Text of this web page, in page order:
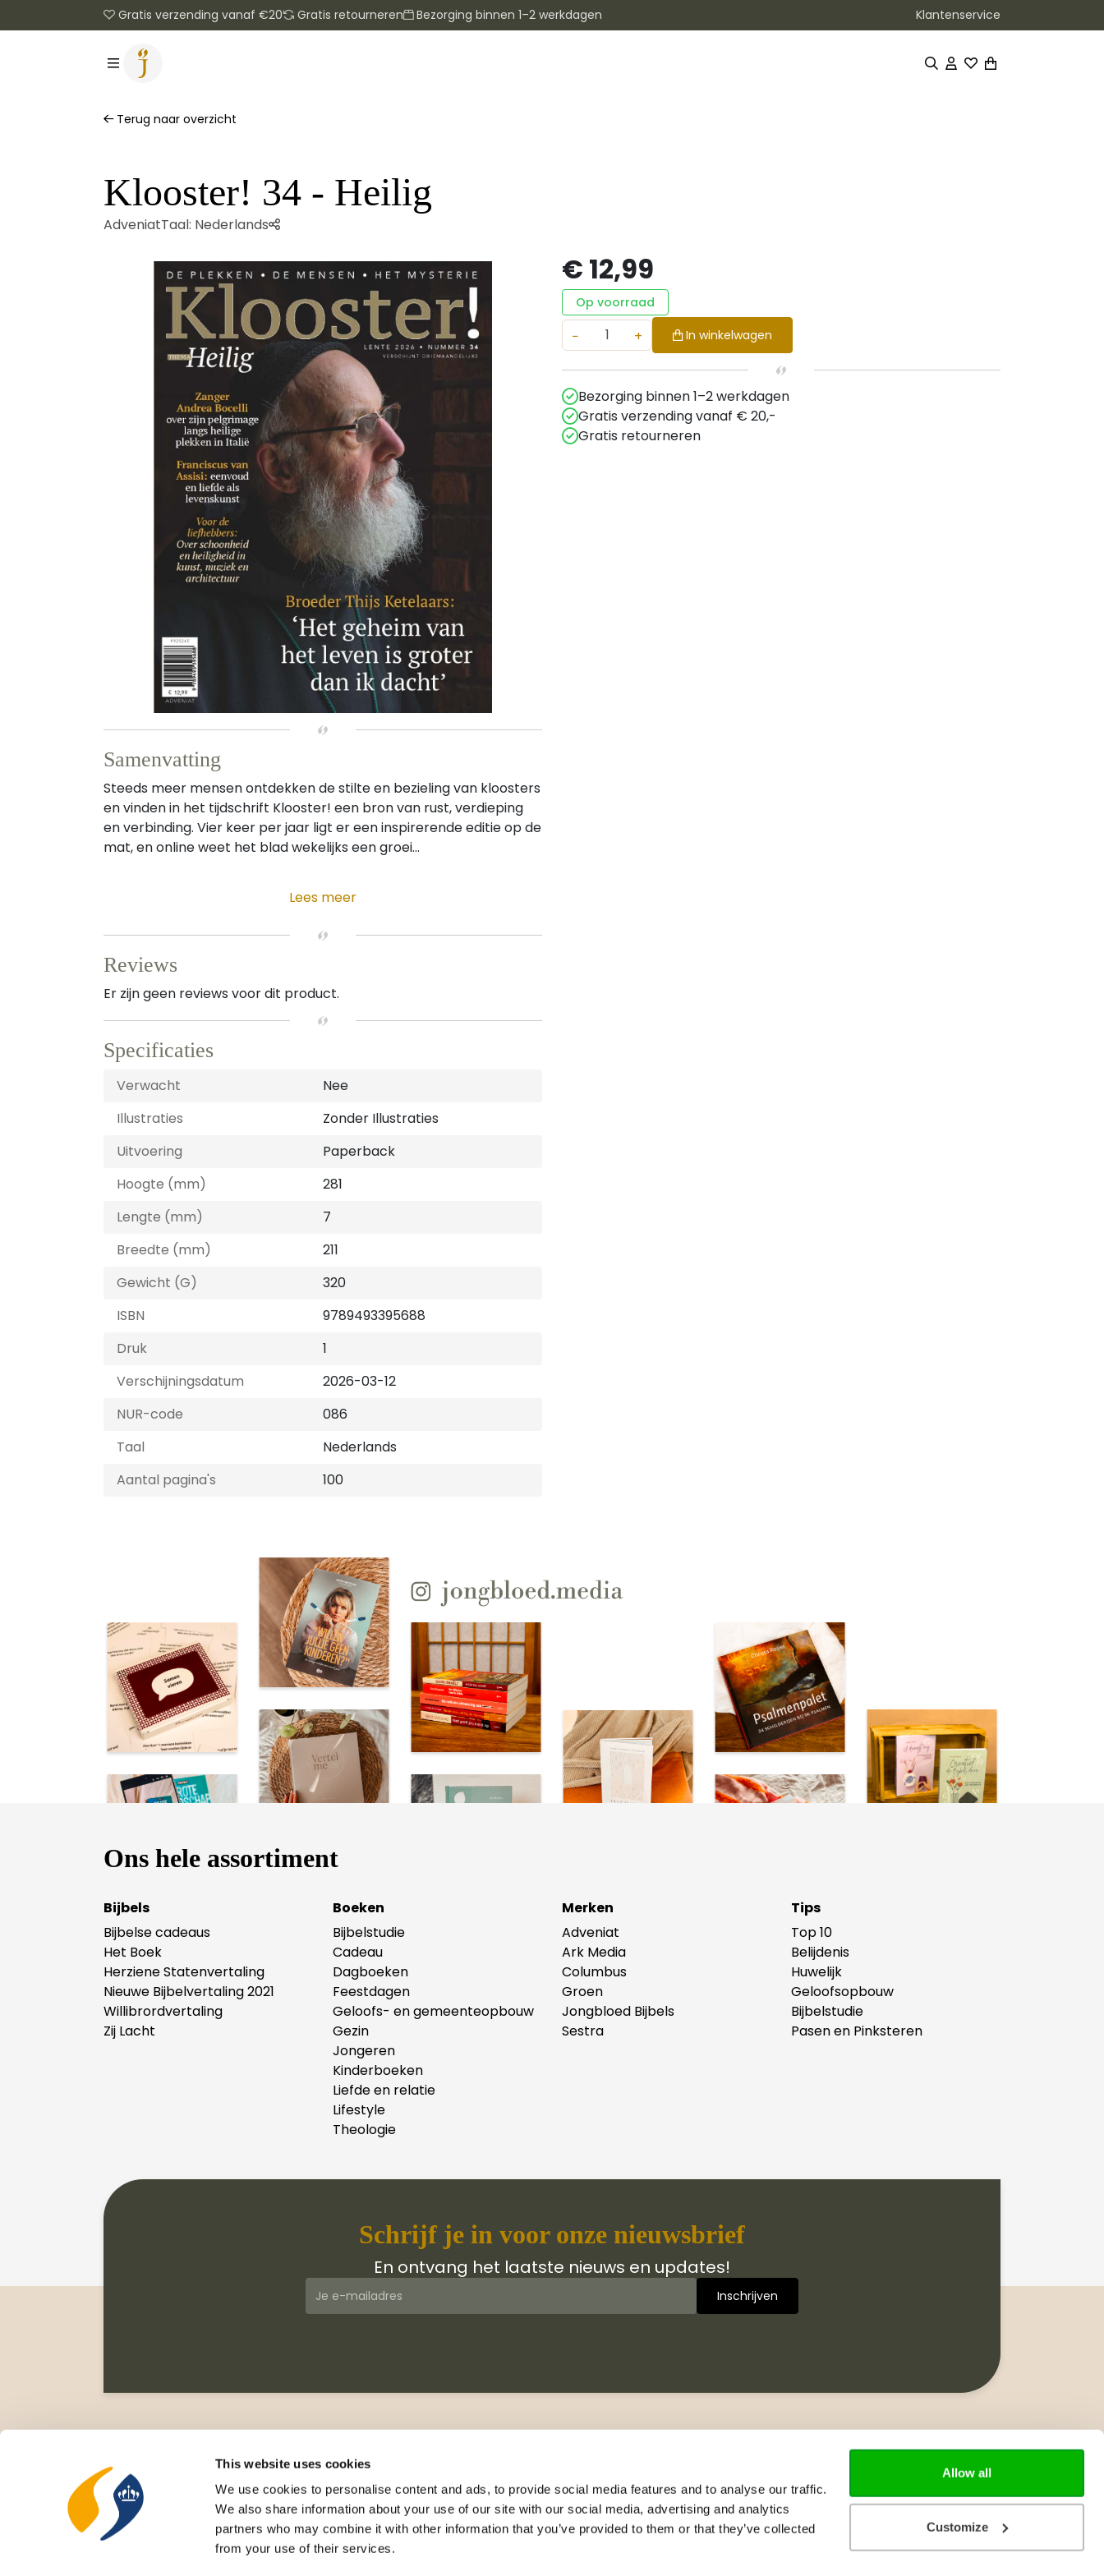
This website uses cookies
We use cookies to personalise content and ads, to provide social media features and to analyse our traffic.
We also share information about your use of our site with our social media, advertising and analytics
partners who may combine it with other information that you’ve provided to them or that they’ve collected
from your use of their services.
Allow all
Customize
Gratis verzending vanaf €20 Gratis retourneren Bezorging binnen 1–2 werkdagen Klantenservice
Terug naar overzicht
Klooster! 34 - Heilig
AdveniatTaal: Nederlands
Samenvatting
Steeds meer mensen ontdekken de stilte en bezieling van kloosters
en vinden in het tijdschrift Klooster! een bron van rust, verdieping
en verbinding. Vier keer per jaar ligt er een inspirerende editie op de
mat, en online weet het blad wekelijks een groei...
Lees meer
Reviews
Er zijn geen reviews voor dit product.
Specificaties
Verwacht
Nee
Illustraties
Zonder Illustraties
Uitvoering
Paperback
Hoogte (mm)
281
Lengte (mm)
7
Breedte (mm)
211
Gewicht (G)
320
ISBN
9789493395688
Druk
1
Verschijningsdatum
2026-03-12
NUR-code
086
Taal
Nederlands
Aantal pagina's
100
€ 12,99
Op voorraad
− + In winkelwagen
Bezorging binnen 1–2 werkdagen
Gratis verzending vanaf € 20,-
Gratis retourneren
Ons hele assortiment
Bijbels
Bijbelse cadeaus
Het Boek
Herziene Statenvertaling
Nieuwe Bijbelvertaling 2021
Willibrordvertaling
Zij Lacht
Boeken
Bijbelstudie
Cadeau
Dagboeken
Feestdagen
Geloofs- en gemeenteopbouw
Gezin
Jongeren
Kinderboeken
Liefde en relatie
Lifestyle
Theologie
Merken
Adveniat
Ark Media
Columbus
Groen
Jongbloed Bijbels
Sestra
Tips
Top 10
Belijdenis
Huwelijk
Geloofsopbouw
Bijbelstudie
Pasen en Pinksteren
Schrijf je in voor onze nieuwsbrief
En ontvang het laatste nieuws en updates!
Veelgestelde vragen
Leveringsvoorwaarden
Privacy Statement
Retourneren
Wie zijn wij
Geschiedenis
Catalogus
Nieuwsbrieven
Recensie exemplaar
Neem contact met ons op
Adresgegevens
Celsiusweg 41, 8912 AM